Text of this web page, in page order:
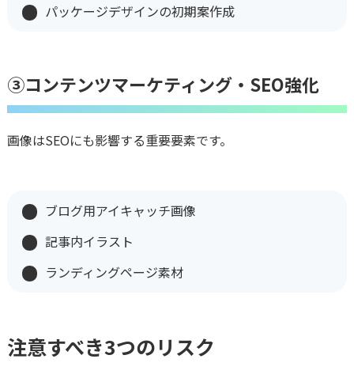
パッケージデザインの初期案作成
③コンテンツマーケティング・SEO強化
画像はSEOにも影響する重要要素です。
ブログ用アイキャッチ画像
記事内イラスト
ランディングページ素材
注意すべき3つのリスク